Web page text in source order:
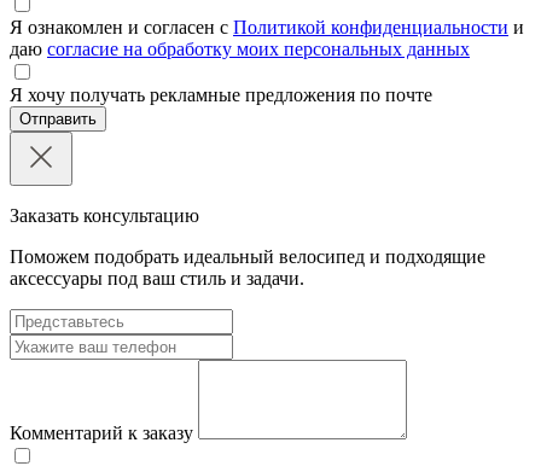
Я ознакомлен и согласен с Политикой конфиденциальности и
даю согласие на обработку моих персональных данных
Я хочу получать рекламные предложения по почте
Отправить
Заказать консультацию
Поможем подобрать идеальный велосипед и подходящие
аксессуары под ваш стиль и задачи.
Комментарий к заказу